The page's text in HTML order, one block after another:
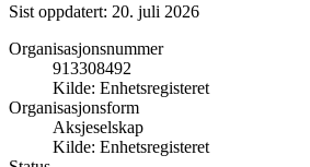
Sist oppdatert: 20. juli 2026
Organisasjonsnummer
913308492
Kilde: Enhetsregisteret
Organisasjonsform
Aksjeselskap
Kilde: Enhetsregisteret